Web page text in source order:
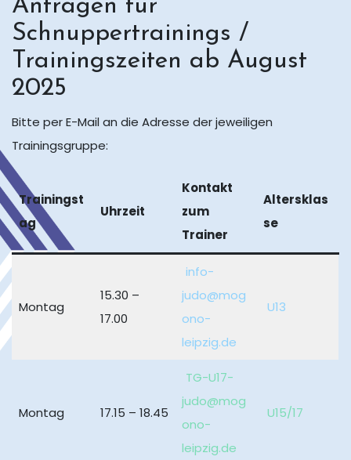
Anfragen für
Schnuppertrainings /
Trainingszeiten ab August
2025
Bitte per E-Mail an die Adresse der jeweiligen
Trainingsgruppe:
Trainingst
ag
Uhrzeit
Kontakt
zum
Trainer
Altersklas
se
Montag
15.30 –
17.00
info-
judo@mog
ono-
leipzig.de
U13
Montag 17.15 – 18.45
TG-U17-
judo@mog
ono-
leipzig.de
U15/17